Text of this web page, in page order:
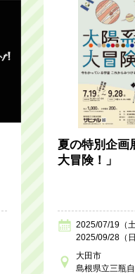
夏の特別企画
大冒険！」
2025/07/19（
2025/09/28（日
大田市
島根県立三瓶